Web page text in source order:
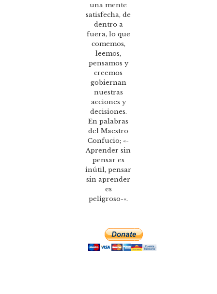
una mente
satisfecha, de
dentro a
fuera, lo que
comemos,
leemos,
pensamos y
creemos
gobiernan
nuestras
acciones y
decisiones.
En palabras
del Maestro
Confucio; «-
Aprender sin
pensar es
inútil, pensar
sin aprender
es
peligroso-«.